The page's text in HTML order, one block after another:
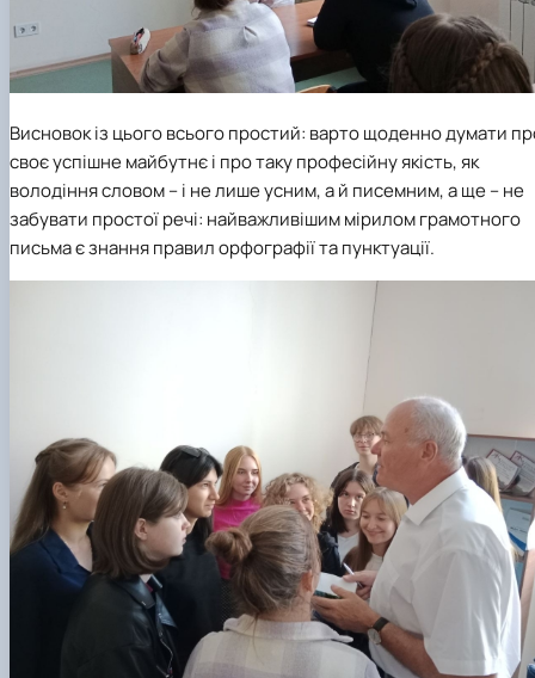
Висновок із цього всього простий: варто щоденно думати
своє успішне майбутнє і про таку професійну якість, як
володіння словом – і не лише усним, а й писемним, а ще – не
забувати простої речі: найважливішим мірилом грамотного
письма є знання правил орфографії та пунктуації.